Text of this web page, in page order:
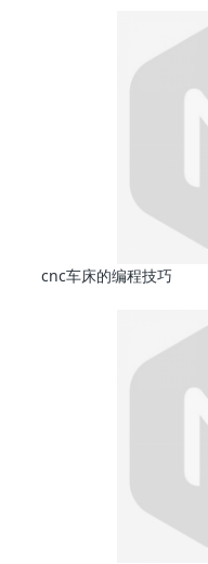
cnc车床的编程技巧